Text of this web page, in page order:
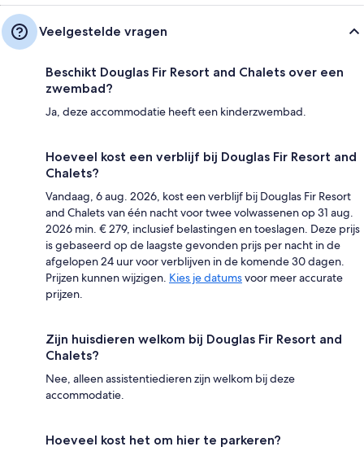
Veelgestelde vragen
Beschikt Douglas Fir Resort and Chalets over een
zwembad?
Ja, deze accommodatie heeft een kinderzwembad.
Hoeveel kost een verblijf bij Douglas Fir Resort and
Chalets?
Vandaag, 6 aug. 2026, kost een verblijf bij Douglas Fir Resort
and Chalets van één nacht voor twee volwassenen op 31 aug.
2026 min. € 279, inclusief belastingen en toeslagen. Deze prijs
is gebaseerd op de laagste gevonden prijs per nacht in de
afgelopen 24 uur voor verblijven in de komende 30 dagen.
Prijzen kunnen wijzigen. Kies je datumsvoor meer accurate
prijzen.
Zijn huisdieren welkom bij Douglas Fir Resort and
Chalets?
Nee, alleen assistentiedieren zijn welkom bij deze
accommodatie.
Hoeveel kost het om hier te parkeren?